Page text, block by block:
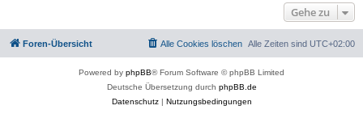
Gehe zu
Foren-Übersicht Alle Zeiten sind UTC+02:00
Alle Cookies löschen
Powered by phpBB® Forum Software © phpBB Limited
Deutsche Übersetzung durch phpBB.de
Datenschutz| Nutzungsbedingungen